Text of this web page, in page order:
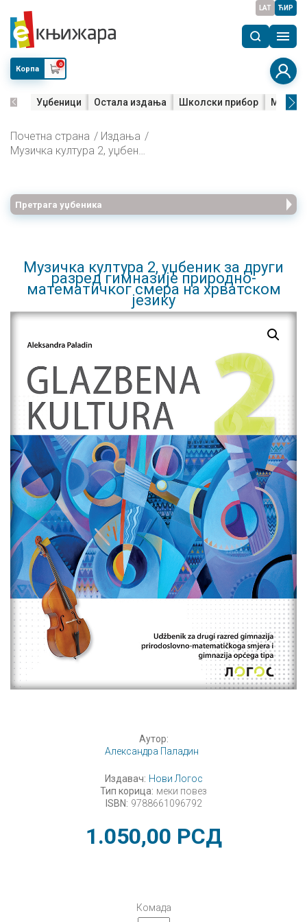
LAT ЋИР
Корпа
0
Уџбеници Остала издања Школски прибор Мала
Почетна страна
Издања
Музичка култура 2, уџбеник за други разред гимназије природно-математичког смера на хрватском језику
Претрага уџбеника
Музичка култура 2, уџбеник за други
разред гимназије природно-
математичког смера на хрватском
језику
Аутор:
Александра Паладин
Издавач: Нови Логос
Тип корица: меки повез
ISBN: 9788661096792
1.050,00 РСД
Комада